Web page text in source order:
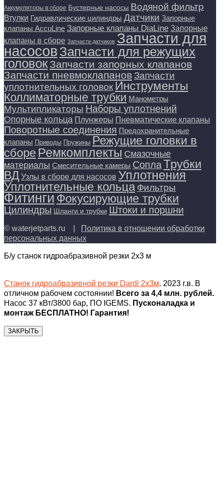
Аккумуляторы в сборе Бустерные насосы Водяной фильтр
Втулки Гидравлические цилиндры Датчики Запорные
клапаны AccuLine Запорные клапаны DiaLine Запорные
клапаны в сборе Запчасти датчиков Запчасти для
насосов Запчасти для режущих
головок Запчасти запорных клапанов
Запчасти пневмоклапанов Запчасти
уплотнительных головок Инструменты
Коллиматорные трубки Манометры
Мультипликаторы Наборы уплотнений
Опорные кольца Плунжеры Пневматические клапаны
Поворотные соединения Предохранительные
клапаны Приводы Пружины Режущие головки в
сборе Ремкомплекты Смазочные
материалы Смесительные камеры СоплаТрубки
ВД Узлы в сборе для насосов Уплотнения
Уплотнительные кольца Фильтры
Фитинги Фокусирующие трубки
Цилиндры Шланги и трубки Штоки и поршни
© waterjetparts.ru |
Политика в отношении обработки
персональных данных
Б/у станок гидроабразивной резки 2х3 м
Станок гидроабразивной резки Dardi 2х3м. 2023 г.в. В
отличном рабочем состоянии! Всего за 4,4 млн. рублей.
Насос 37 кВт/3800 бар, ПО IGEMS. Пусконаладка и
монтаж БЕСПЛАТНО! Гарантия!
ЗАКРЫТЬ